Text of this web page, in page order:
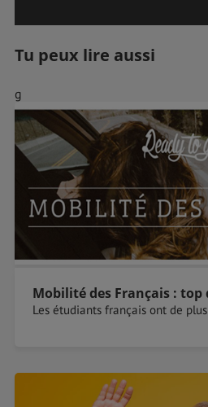
Tu peux lire aussi
g
Mobilité des Français :
Les étudiants français ont de